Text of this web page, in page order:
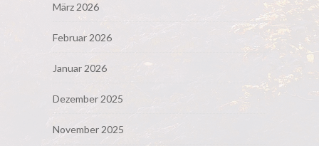
März 2026
Februar 2026
Januar 2026
Dezember 2025
November 2025